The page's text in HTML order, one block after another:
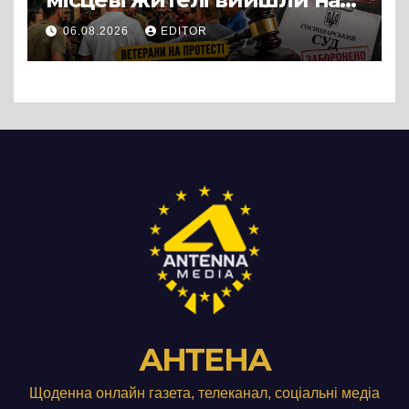
протест до стін
підприємства ТОВ «Омега
Три», що займається
06.08.2026 EDITOR
АНТЕНА
Щоденна онлайн газета, телеканал, соціальні медіа